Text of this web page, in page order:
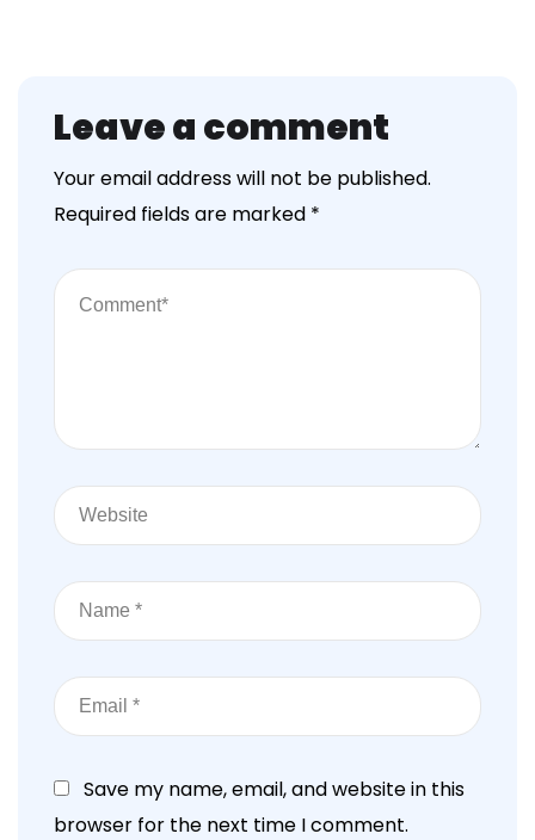
Leave a comment
Your email address will not be published.
Required fields are marked *
Save my name, email, and website in this
browser for the next time I comment.